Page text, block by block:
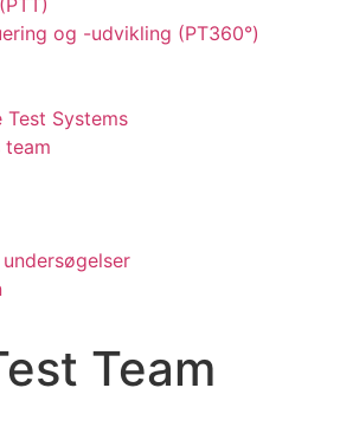
og -udvikling (PT360°)
Test Systems
team
Team